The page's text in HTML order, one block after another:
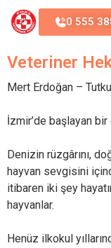
0 555
Veteriner
Mert Erdoğan –
İzmir’de başlayan
Denizin rüzgârını,
hayvan sevgisini
itibaren iki şey
hayvanlar.
Henüz ilkokul